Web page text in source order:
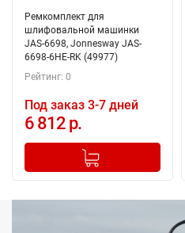
Ремкомплект для
шлифовальной машинки
JAS-6698, Jonnesway JAS-
6698-6HE-RK (49977)
Рейтинг: 0
Под заказ 3-7 дней
6 812 р.
+
Добавлено в корзину